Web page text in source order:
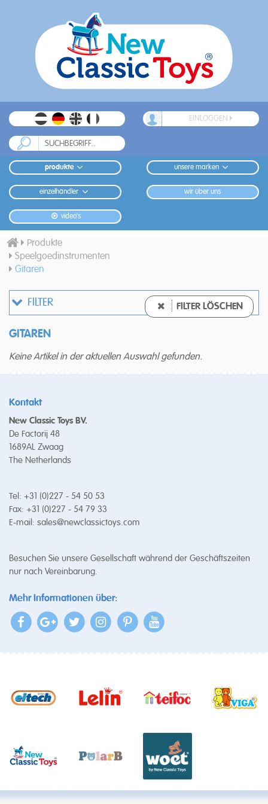
EINLOGGEN
produkte unsere marken
einzelhändler wir über uns
video's
Produkte
Speelgoedinstrumenten
Gitaren
FILTER FILTER LÖSCHEN
GITAREN
Keine Artikel in der aktuellen Auswahl gefunden.
Kontakt
New Classic Toys BV.
De Factorij 48
1689AL Zwaag
The Netherlands
Tel: +31 (0)227 - 54 50 53
Fax: +31 (0)227 - 54 79 33
E-mail: sales@newclassictoys.com
Besuchen Sie unsere Gesellschaft während der Geschäftszeiten
nur nach Vereinbarung.
Mehr Informationen über: